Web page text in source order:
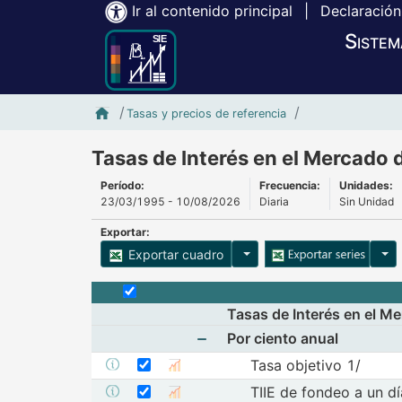
Ir al contenido principal
Inicio SIE-Banxico
Tasas y precios de referencia
Tasas de Interés en el Mercado
Período:
23/03/1995 - 10/08/2026
Frecuencia:
Diaria
Unidades:
Sin Unidad
Exportar:
Exportar cuadro Opciones para exportar
Selecciona o desmarca todas las series
Tasas de Interés en el
Mostrar elementos de Por
Por ciento anual
Mostrar metadatos de la serie Tasa objetivo 1/
Seleccione sus series
Seleccionar serie Tasa objetivo 1/Mostrar gráfica de la serie Tasa
Tasa objetivo 1/
Mostrar metadatos de la serie TIIE de fondeo
Seleccione sus series
Seleccionar serie TIIE de fondeo a un
Mostrar gráfica de la
TIIE de fondeo a un